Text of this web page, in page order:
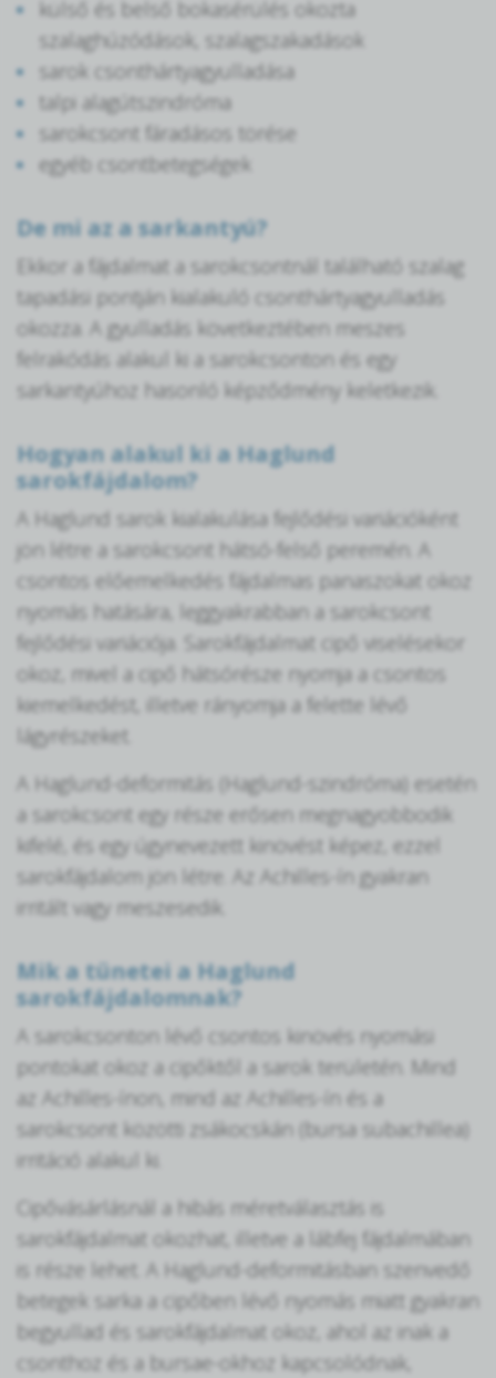
külső és belső bokasérülés okozta
szalaghúzódások, szalagszakadások
sarok csonthártyagyulladása
talpi alagútszindróma
sarokcsont fáradásos törése
egyéb csontbetegségek
De mi az a sarkantyú?
Ekkor a fájdalmat a sarokcsontnál található szalag
tapadási pontján kialakuló csonthártyagyulladás
okozza. A gyulladás következtében meszes
felrakódás alakul ki a sarokcsonton és egy
sarkantyúhoz hasonló képződmény keletkezik.
Hogyan alakul ki a Haglund
sarokfájdalom?
A Haglund sarok kialakulása fejlődési variációként
jön létre a sarokcsont hátsó-felső peremén. A
csontos előemelkedés fájdalmas panaszokat okoz
nyomás hatására, leggyakrabban a sarokcsont
fejlődési variációja. Sarokfájdalmat cipő viselésekor
okoz, mivel a cipő hátsórésze nyomja a csontos
kiemelkedést, illetve rányomja a felette lévő
lágyrészeket.
A Haglund-deformitás (Haglund-szindróma) esetén
a sarokcsont egy része erősen megnagyobbodik
kifelé, és egy úgynevezett kinövést képez, ezzel
sarokfájdalom jön létre. Az Achilles-ín gyakran
irritált vagy meszesedik.
Mik a tünetei a Haglund
sarokfájdalomnak?
A sarokcsonton lévő csontos kinövés nyomási
pontokat okoz a cipőktől a sarok területén. Mind
az Achilles-ínon, mind az Achilles-ín és a
sarokcsont közötti zsákocskán (bursa subachillea)
irritáció alakul ki.
Cipővásárlásnál a hibás méretválasztás is
sarokfájdalmat okozhat, illetve a lábfej fájdalmában
is része lehet. A Haglund-deformitásban szenvedő
betegek sarka a cipőben lévő nyomás miatt gyakran
begyullad és sarokfájdalmat okoz, ahol az inak a
csonthoz és a bursae-okhoz kapcsolódnak,